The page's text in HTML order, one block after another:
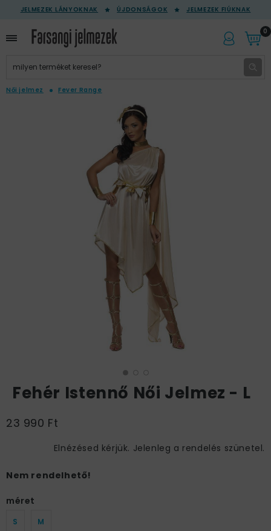
JELMEZEK LÁNYOKNAK ÚJDONSÁGOK JELMEZEK FIÚKNAK
0
Női jelmez Fever Range
Fehér Istennő Női Jelmez - L
23 990 Ft
Elnézésed kérjük. Jelenleg a rendelés szünetel.
Nem rendelhető!
méret
S M